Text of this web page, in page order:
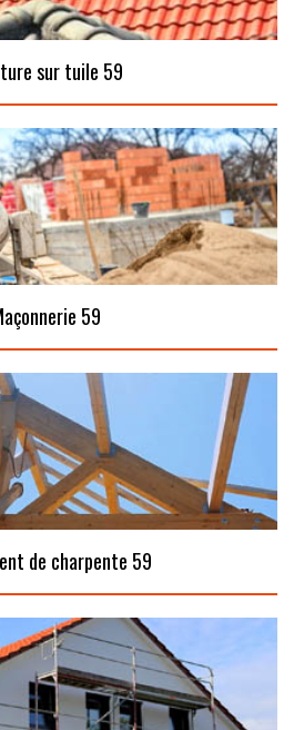
sur tuile 59
59
de charpente 59